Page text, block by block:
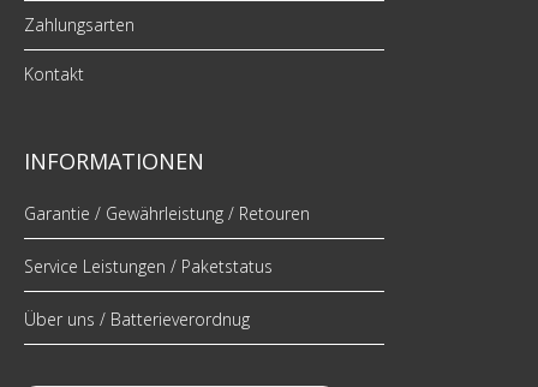
Zahlungsarten
Kontakt
INFORMATIONEN
Garantie / Gewährleistung / Retouren
Service Leistungen / Paketstatus
Über uns / Batterieverordnug